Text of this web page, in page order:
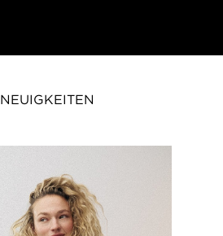
NEUIGKEITEN